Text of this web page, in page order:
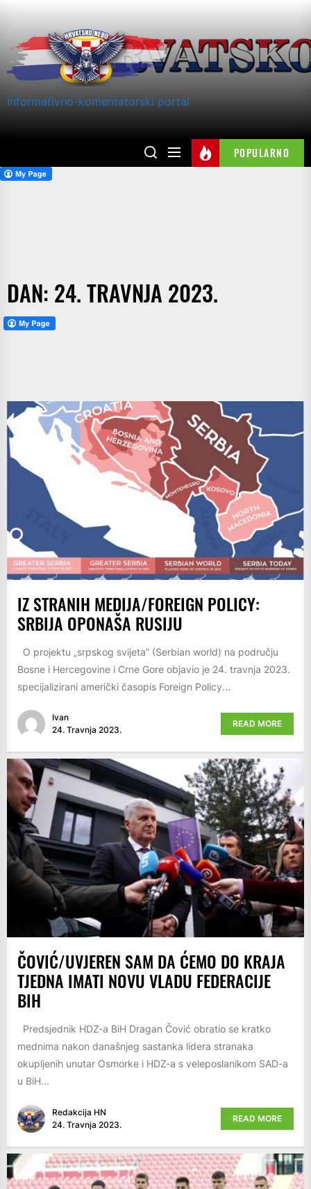
content
Informativno-komentatorski portal
POPULARNO
DAN: 24. TRAVNJA 2023.
IZ STRANIH MEDIJA/FOREIGN POLICY:
SRBIJA OPONAŠA RUSIJU
O projektu „srpskog svijeta” (Serbian world) na području
Bosne i Hercegovine i Crne Gore objavio je 24. travnja 2023.
specijalizirani američki časopis Foreign Policy...
Ivan
24. Travnja 2023.
READ MORE
ČOVIĆ/UVJEREN SAM DA ĆEMO DO KRAJA
TJEDNA IMATI NOVU VLADU FEDERACIJE
BIH
Predsjednik HDZ-a BiH Dragan Čović obratio se kratko
mednima nakon današnjeg sastanka lidera stranaka
okupljenih unutar Osmorke i HDZ-a s veleposlanikom SAD-a
u BiH...
Redakcija HN
24. Travnja 2023.
READ MORE